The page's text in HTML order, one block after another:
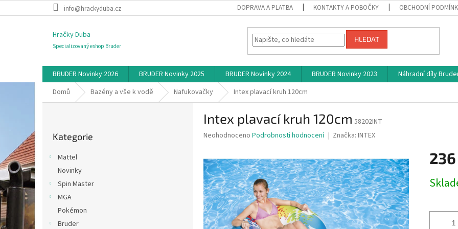
na
info@hrackyduba.cz DOPRAVA A PLATBA KONTAKTY A POBOČKY OBCHODNÍ
Hračky Duba
Specializovaný eshop Bruder
HLEDAT
BRUDER Novinky 2026 BRUDER Novinky 2025 BRUDER Novinky 2024 BRUDER Novinky 2023 Náhradní díly
Domů
Bazény a vše k vodě Nafukovačky Intex plavací kruh 120cm
kategorie
Kategorie
Mattel
Novinky
Spin Master
MGA
Pokémon
Bruder
Intex plavací kruh 120cm 58202INT
Průměrné
je
0,0
z
5
hvězdiček.
Neohodnoceno Podrobnosti hodnocení Značka: INTEX
cena: